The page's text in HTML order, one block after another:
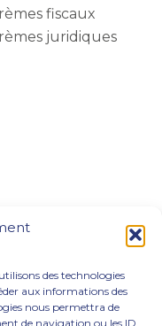
des technologies
aux informations des
nous permettra de
de navigation ou les ID
fiscaux
juridiques